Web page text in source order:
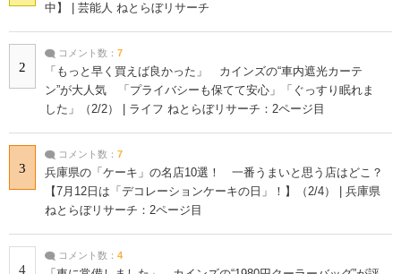
中】 | 芸能人 ねとらぼリサーチ
2
コメント数： 7
「もっと早く買えば良かった」 カインズの“車内遮光カーテ
ン”が大人気 「プライバシーも保てて安心」「ぐっすり眠れま
した」（2/2） | ライフ ねとらぼリサーチ：2ページ目
3
コメント数： 7
兵庫県の「ケーキ」の名店10選！ 一番うまいと思う店はどこ？
【7月12日は「デコレーションケーキの日」！】（2/4） | 兵庫県
ねとらぼリサーチ：2ページ目
4
コメント数： 4